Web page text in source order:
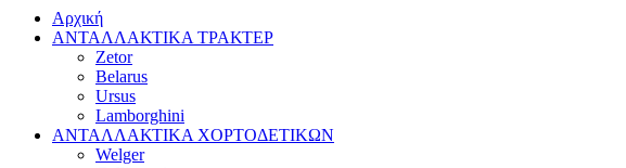
Αρχική
ΑΝΤΑΛΛΑΚΤΙΚΑ ΤΡΑΚΤΕΡ
Zetor
Belarus
Ursus
Lamborghini
ΑΝΤΑΛΛΑΚΤΙΚΑ ΧΟΡΤΟΔΕΤΙΚΩΝ
Welger